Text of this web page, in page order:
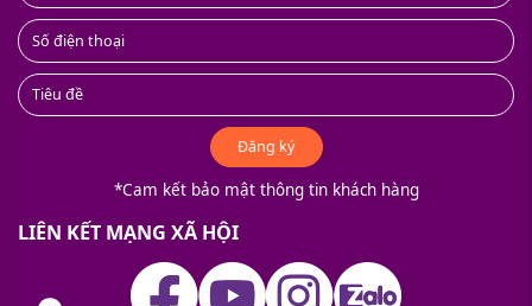
Đăng ký
*Cam kết bảo mật thông tin khách hàng
LIÊN KẾT MẠNG XÃ HỘI